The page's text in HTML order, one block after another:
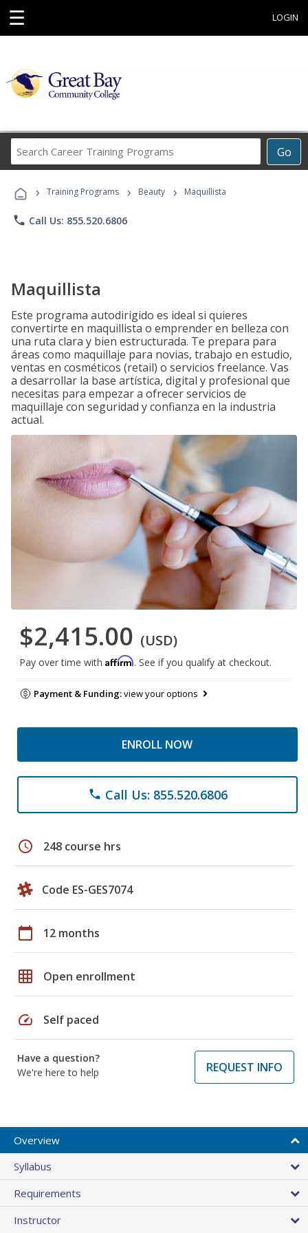
☰ LOGIN
Go
Career
Programs
› Training Programs › Beauty › Maquillista
phone Call Us: 855.520.6806
Maquillista
Este programa autodirigido es ideal si quieres
convertirte en maquillista o emprender en belleza con
una ruta clara y bien estructurada. Te prepara para
áreas como maquillaje para novias, trabajo en estudio,
ventas en cosméticos (retail) o servicios freelance. Vas
a desarrollar la base artística, digital y profesional que
necesitas para empezar a ofrecer servicios de
maquillaje con seguridad y confianza en la industria
actual.
$2,415.00 (USD)
Pay over time with Affirm. See if you qualify at checkout.
Payment & Funding:view your options
ENROLL NOW
phone Call Us: 855.520.6806
schedule 248 course hrs
Code ES-GES7074
calendar_today 12 months
grid_on Open enrollment
speed Self paced
Have a question?
We're here to help
REQUEST INFO
Overview
Syllabus
Requirements
Instructor